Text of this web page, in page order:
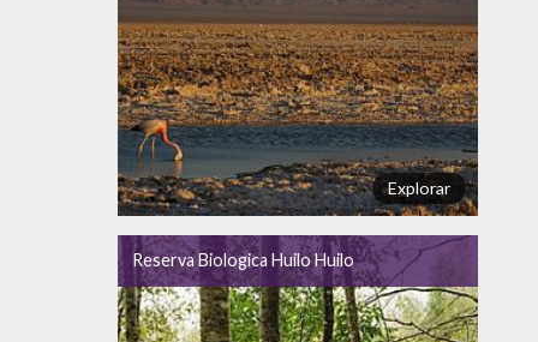
Explorar
Reserva Biologica Huilo Huilo